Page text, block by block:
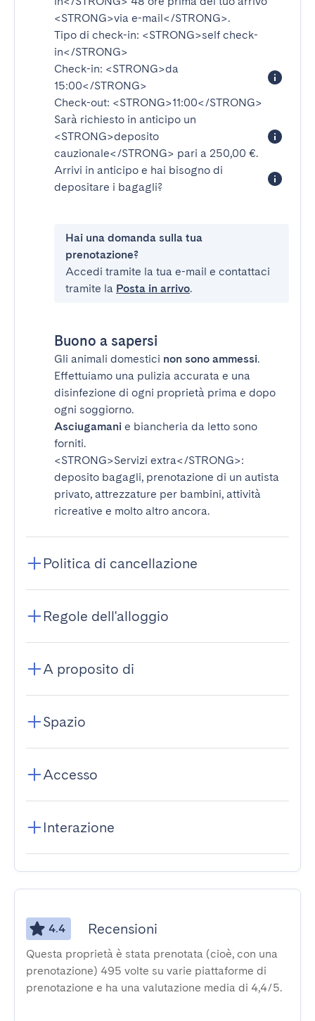
<STRONG>via e-mail</STRONG>.
Tipo di check-in: <STRONG>self check-
in</STRONG>
Check-in: <STRONG>da
15:00</STRONG>
Check-out: <STRONG>11:00</STRONG>
Sarà richiesto in anticipo un
<STRONG>deposito
cauzionale</STRONG> pari a 250,00 €.
Arrivi in anticipo e hai bisogno di
depositare i bagagli?
Hai una domanda sulla tua
prenotazione?
Accedi tramite la tua e-mail e contattaci
tramite la Posta in arrivo.
Buono a sapersi
Gli animali domestici non sono ammessi.
Effettuiamo una pulizia accurata e una
disinfezione di ogni proprietà prima e dopo
ogni soggiorno.
Asciugamani e biancheria da letto sono
forniti.
<STRONG>Servizi extra</STRONG>:
deposito bagagli, prenotazione di un autista
privato, attrezzature per bambini, attività
ricreative e molto altro ancora.
Politica di cancellazione
Regole dell'alloggio
A proposito di
Spazio
Accesso
Interazione
4.4 Recensioni
Questa proprietà è stata prenotata (cioè, con una
prenotazione) 495 volte su varie piattaforme di
prenotazione e ha una valutazione media di 4,4/5.